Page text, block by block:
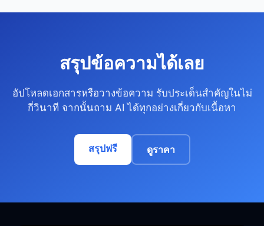
สรุปข้อความได้เลย
อัปโหลดเอกสารหรือวางข้อความ รับประเด็นสำคัญในไม่
กี่วินาที จากนั้นถาม AI ได้ทุกอย่างเกี่ยวกับเนื้อหา
สรุปฟรี ดูราคา